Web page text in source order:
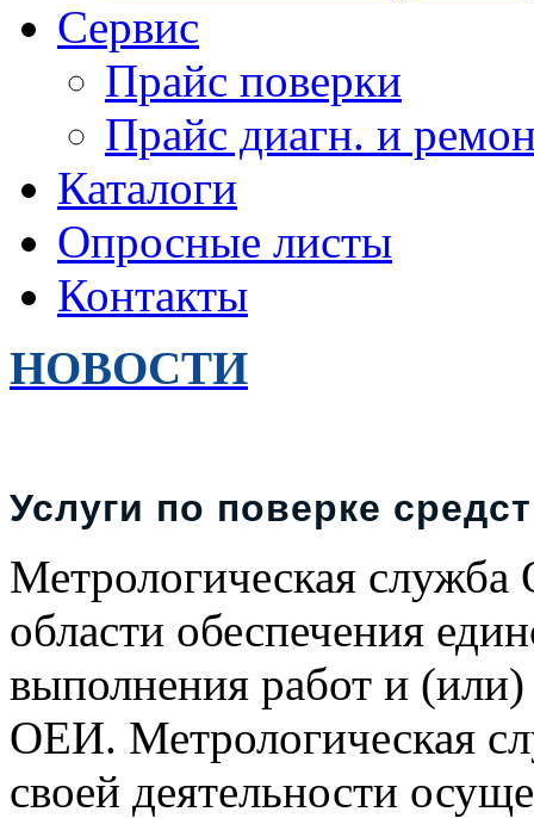
Сервис
Прайс поверки
Прайс диагн. и
Каталоги
Опросные листы
Контакты
НОВОСТИ
Услуги по поверке
Метрологическая
области обеспечения
выполнения работ и (или)
ОЕИ. Метрологическая
своей деятельности